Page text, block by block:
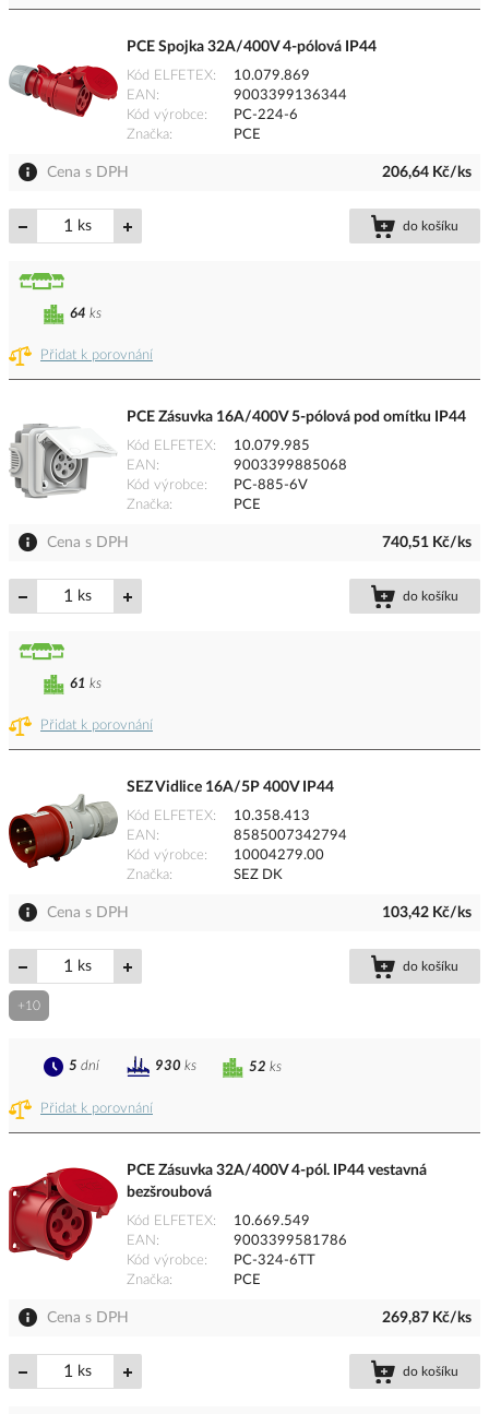
PCE Spojka 32A/400V 4-pólová IP44
Kód ELFETEX
10.079.869
EAN
9003399136344
Kód výrobce
PC-224-6
Značka
PCE
Cena s DPH 206,64 Kč/ks
ks do košíku
Přidat k porovnání
64 ks
PCE Zásuvka 16A/400V 5-pólová pod omítku IP44
Kód ELFETEX
10.079.985
EAN
9003399885068
Kód výrobce
PC-885-6V
Značka
PCE
Cena s DPH 740,51 Kč/ks
ks do košíku
Přidat k porovnání
61 ks
SEZ Vidlice 16A/5P 400V IP44
Kód ELFETEX
10.358.413
EAN
8585007342794
Kód výrobce
10004279.00
Značka
SEZ DK
Cena s DPH 103,42 Kč/ks
ks do košíku
+10
Přidat k porovnání
52 ks
5 dní 930 ks
PCE Zásuvka 32A/400V 4-pól. IP44 vestavná
bezšroubová
Kód ELFETEX
10.669.549
EAN
9003399581786
Kód výrobce
PC-324-6TT
Značka
PCE
Cena s DPH 269,87 Kč/ks
ks do košíku